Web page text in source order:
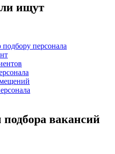
ищут
подбору персонала
вакансий